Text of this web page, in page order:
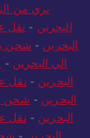
بري من
البحرين - نقل
البحرين - شحن
الي البحرين -
البحرين - نقل
البحرين - شحن
البحرين - نقل